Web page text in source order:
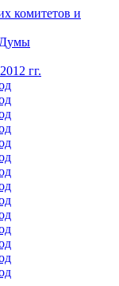
комитетов и
Думы
гг.